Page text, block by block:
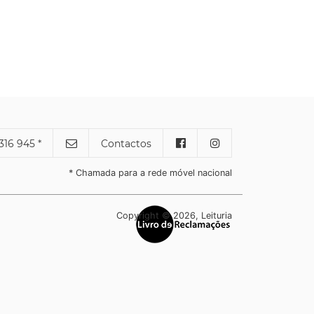
945 * Contactos
* Chamada para a rede móvel nacional
Copyright © 2026, Leituria